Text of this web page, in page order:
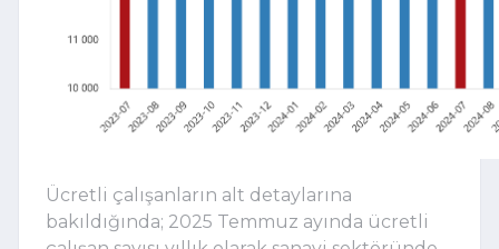
Ücretli çalışanların alt detaylarına
bakıldığında; 2025 Temmuz ayında ücretli